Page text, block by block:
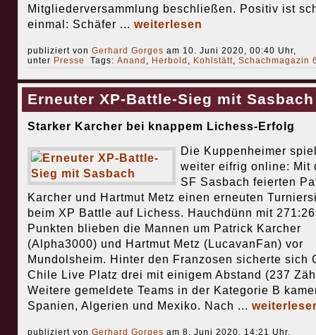
Mitgliederversammlung beschließen. Positiv ist
einmal: Schäfer ... weiterlesen
publiziert von Gerhard Gorges am 10. Juni 2020, 00:40 Uhr,
unter Presse Tags: Anand , Herbold , Kohlstätt, Schachmagazin
Erneuter XP-Battle-Sieg mit Sasbach
Starker Karcher bei knappem Lichess-Erfolg
Die Kuppenheimer
weiter eifrig online: Mit
SF Sasbach feierten
Karcher und Hartmut Metz einen erneuten
beim XP Battle auf Lichess. Hauchdünn mit
Punkten blieben die Mannen um Patrick Karcher
(Alpha3000) und Hartmut Metz (LucavanFan) vor
Mundolsheim. Hinter den Franzosen sicherte sich
Chile Live Platz drei mit einigem Abstand (237
Weitere gemeldete Teams in der Kategorie B
Spanien, Algerien und Mexiko. Nach ...
publiziert von Gerhard Gorges am 8. Juni 2020, 14:21 Uhr,